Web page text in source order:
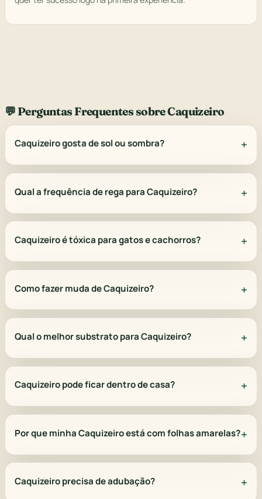
💬 Perguntas Frequentes sobre Caquizeiro
Caquizeiro gosta de sol ou sombra?
Qual a frequência de rega para Caquizeiro?
Caquizeiro é tóxica para gatos e cachorros?
Como fazer muda de Caquizeiro?
Qual o melhor substrato para Caquizeiro?
Caquizeiro pode ficar dentro de casa?
Por que minha Caquizeiro está com folhas amarelas?
Caquizeiro precisa de adubação?